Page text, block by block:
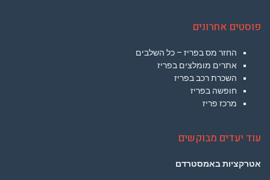
פוסטים אחרונים
החזר מס בפריז – כל השלבים
אתרים מומלצים בפריז
השכרת רכב בפריז
חופשה בפריז
מרכז פריז
עוד יעדים מבוקשים
אטרקציות באמסטרדם